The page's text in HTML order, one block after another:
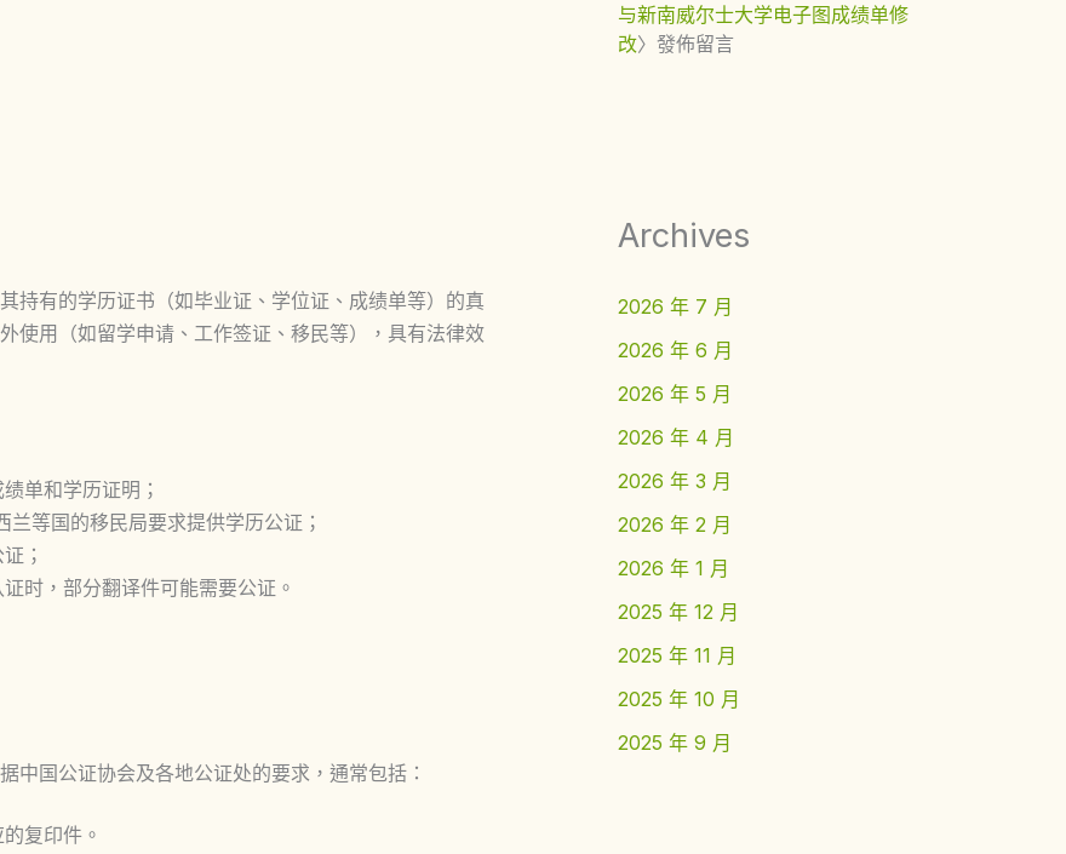
持有的学历证书（如毕业证、学位证、成绩单等）的真
使用（如留学申请、工作签证、移民等），具有法律效
单和学历证明；
兰等国的移民局要求提供学历公证；
；
时，部分翻译件可能需要公证。
中国公证协会及各地公证处的要求，通常包括：
复印件。
与新南威尔士大学电子图成绩单修
改〉發佈留言
Archives
2026 年 7 月
2026 年 6 月
2026 年 5 月
2026 年 4 月
2026 年 3 月
2026 年 2 月
2026 年 1 月
2025 年 12 月
2025 年 11 月
2025 年 10 月
2025 年 9 月